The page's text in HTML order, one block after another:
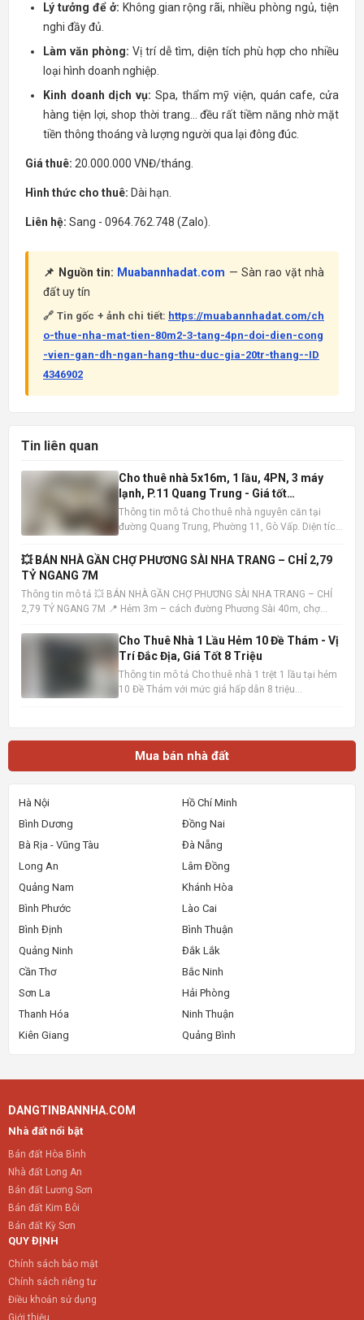
Lý tưởng để ở: Không gian rộng rãi, nhiều phòng ngủ, tiện
nghi đầy đủ.
Làm văn phòng: Vị trí dễ tìm, diện tích phù hợp cho nhiều
loại hình doanh nghiệp.
Kinh doanh dịch vụ: Spa, thẩm mỹ viện, quán cafe, cửa
hàng tiện lợi, shop thời trang... đều rất tiềm năng nhờ mặt
tiền thông thoáng và lượng người qua lại đông đúc.
Giá thuê: 20.000.000 VNĐ/tháng.
Hình thức cho thuê: Dài hạn.
Liên hệ: Sang - 0964.762.748 (Zalo).
📌 Nguồn tin: Muabannhadat.com — Sàn rao vặt nhà
đất uy tín
🔗 Tin gốc + ảnh chi tiết: https://muabannhadat.com/ch
o-thue-nha-mat-tien-80m2-3-tang-4pn-doi-dien-cong
-vien-gan-dh-ngan-hang-thu-duc-gia-20tr-thang--ID
4346902
Tin liên quan
Cho thuê nhà 5x16m, 1 lầu, 4PN, 3 máy
lạnh, P.11 Quang Trung - Giá tốt
10tr/tháng
Thông tin mô tả Cho thuê nhà nguyên căn tại
đường Quang Trung, Phường 11, Gò Vấp. Diện tích
và 3 phòng tắm. Nhà có sẵn 3 máy lạnh, tiện nghi
đầy đủ, sẵn sàng dọn vào ở ngay. Vị trí nhà đắc
💥 BÁN NHÀ GẦN CHỢ PHƯƠNG SÀI NHA TRANG – CHỈ 2,79
TỶ NGANG 7M
Thông tin mô tả 💥 BÁN NHÀ GẦN CHỢ PHƯƠNG SÀI NHA TRANG – CHỈ
2,79 TỶ NGANG 7M 📍 Hẻm 3m – cách đường Phương Sài 40m, chợ
trệt 1 lầu – hướng Tây Bắc – sổ hồng hoàn công • Trệt: khách
Cho Thuê Nhà 1 Lầu Hẻm 10 Đề Thám - Vị
Trí Đắc Địa, Giá Tốt 8 Triệu
Thông tin mô tả Cho thuê nhà 1 trệt 1 lầu tại hẻm
10 Đề Thám với mức giá hấp dẫn 8 triệu
Mua bán nhà đất
Hà Nội
Hồ Chí Minh
Bình Dương
Đồng Nai
Bà Rịa - Vũng Tàu
Đà Nẵng
Long An
Lâm Đồng
Quảng Nam
Khánh Hòa
Bình Phước
Lào Cai
Bình Định
Bình Thuận
Quảng Ninh
Đắk Lắk
Cần Thơ
Bắc Ninh
Sơn La
Hải Phòng
Thanh Hóa
Ninh Thuận
Kiên Giang
Quảng Bình
DANGTINBANNHA.COM
Nhà đất nổi bật
Bán đất Hòa Bình
Nhà đất Long An
Bán đất Lương Sơn
Bán đất Kim Bôi
Bán đất Kỳ Sơn
QUY ĐỊNH
Chính sách bảo mật
Chính sách riêng tư
Điều khoản sử dụng
Giới thiệu